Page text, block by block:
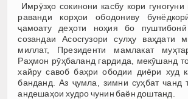
Имрӯзҳо сокинони касбу кори
раванди корҳои ободониву
ҷамоату деҳоти ноҳия бо
созандаи Асосгузори сулҳу ваҳдати
миллат, Президенти мамлакат
Раҳмон рӯҳбаланд гардида, мекӯшанд
хайру савоб баҳри ободии диёри худ
банданд. Аз ҷумла, зимни суҳбат чанд
андешаҳои худро чунин баён доштанд.